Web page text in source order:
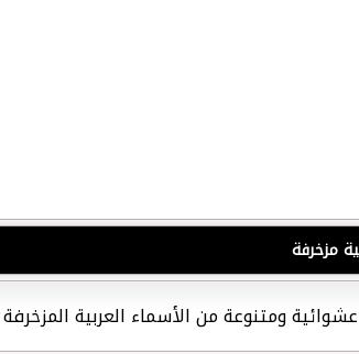
مزخرفة
ومتنوعة من الأسماء العربية